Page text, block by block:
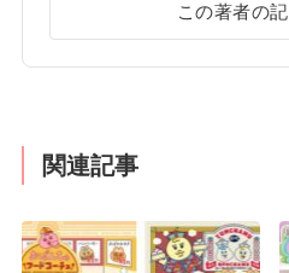
この著者の
関連記事